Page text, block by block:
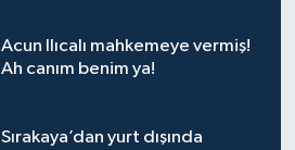
Acun Ilıcalı mahkemeye vermiş!
Ah canım benim ya!
Sırakaya’dan yurt dışında